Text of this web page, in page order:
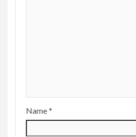
Name*